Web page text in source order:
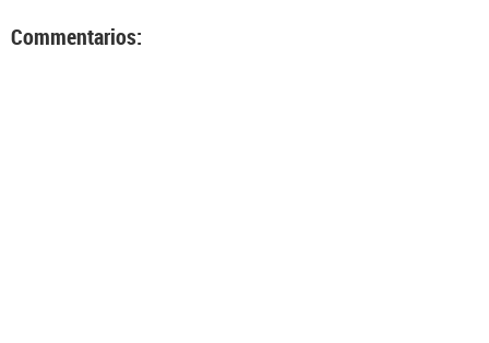
Commentarios: